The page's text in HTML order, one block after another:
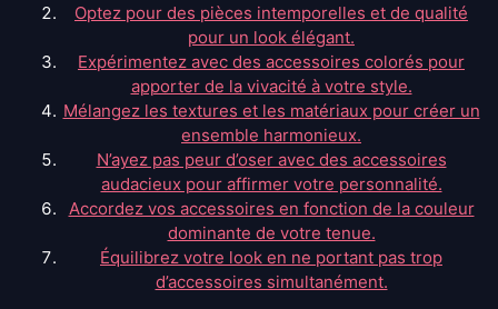
Optez pour des pièces intemporelles et de qualité
pour un look élégant.
Expérimentez avec des accessoires colorés pour
apporter de la vivacité à votre style.
Mélangez les textures et les matériaux pour créer un
ensemble harmonieux.
N’ayez pas peur d’oser avec des accessoires
audacieux pour affirmer votre personnalité.
Accordez vos accessoires en fonction de la couleur
dominante de votre tenue.
Équilibrez votre look en ne portant pas trop
d’accessoires simultanément.